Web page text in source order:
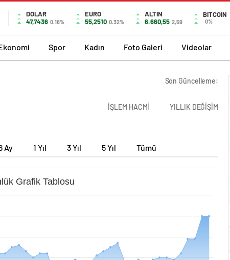
DOLAR
47,7436 0.18%
EURO
55,2510 0.32%
ALTIN
6.660,55 2,59
BITCOIN
0%
Spor Kadın Foto Galeri Videolar
Son Güncelleme:
İŞLEM HACMİ YILLIK DEĞİŞİM
Ay 1 Yıl 3 Yıl 5 Yıl Tümü
Grafik Tablosu